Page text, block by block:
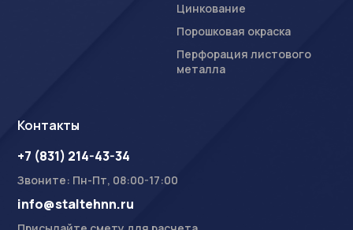
Цинкование
Порошковая окраска
Перфорация листового
металла
Контакты
+7 (831) 214-43-34
Звоните: Пн-Пт, 08:00-17:00
info@staltehnn.ru